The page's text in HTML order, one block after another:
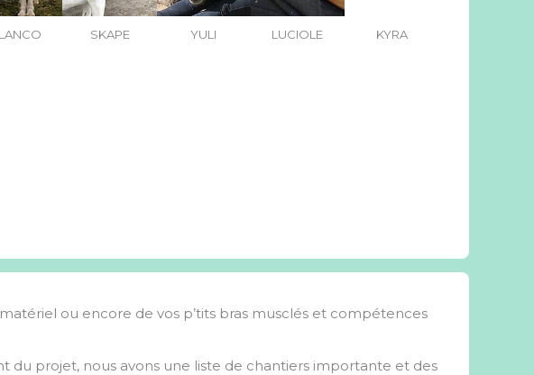
SKAPE YULI LUCIOLE KYRA
ou encore de vos p’tits bras musclés et compétences
du projet, nous avons une liste de chantiers importante et des